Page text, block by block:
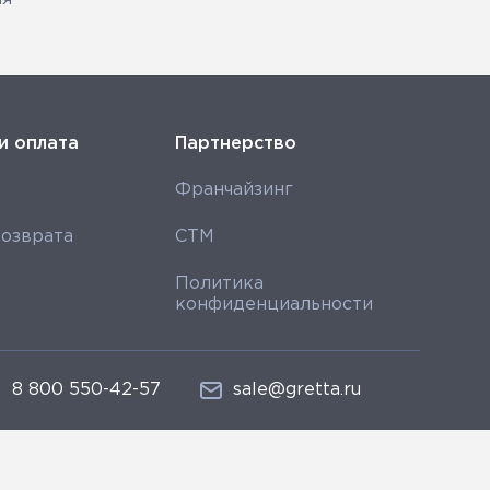
оплата Партнерство
Франчайзинг
СТМ
Политика
конфиденциальности
8 800 550-42-57 sale@gretta.ru